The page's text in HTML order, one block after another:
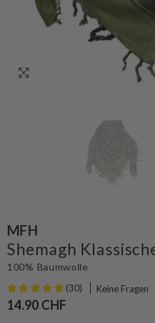
MFH
Shemagh
100% Baumwolle
(30) Keine Fragen
14.90 CHF